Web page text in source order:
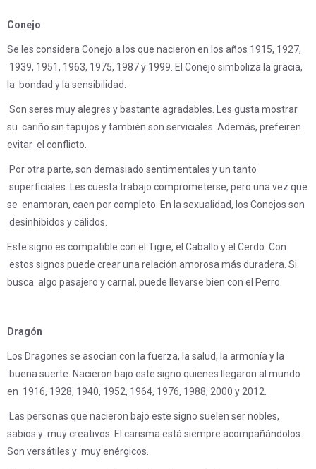
Conejo
Se les considera Conejo a los que nacieron en los años 1915, 1927,
1939, 1951, 1963, 1975, 1987 y 1999. El Conejo simboliza la gracia,
la bondad y la sensibilidad.
Son seres muy alegres y bastante agradables. Les gusta mostrar
su cariño sin tapujos y también son serviciales. Además, prefeiren
evitar el conflicto.
Por otra parte, son demasiado sentimentales y un tanto
superficiales. Les cuesta trabajo comprometerse, pero una vez que
se enamoran, caen por completo. En la sexualidad, los Conejos son
desinhibidos y cálidos.
Este signo es compatible con el Tigre, el Caballo y el Cerdo. Con
estos signos puede crear una relación amorosa más duradera. Si
busca algo pasajero y carnal, puede llevarse bien con el Perro.
Dragón
Los Dragones se asocian con la fuerza, la salud, la armonía y la
buena suerte. Nacieron bajo este signo quienes llegaron al mundo
en 1916, 1928, 1940, 1952, 1964, 1976, 1988, 2000 y 2012.
Las personas que nacieron bajo este signo suelen ser nobles,
sabios y muy creativos. El carisma está siempre acompañándolos.
Son versátiles y muy enérgicos.